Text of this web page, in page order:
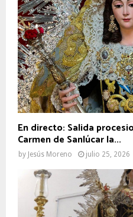
En directo: Salida
Carmen de Sanlúcar la...
by Jesús Moreno julio 25, 2026